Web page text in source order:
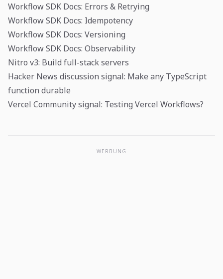
Workflow SDK Docs: Errors & Retrying
Workflow SDK Docs: Idempotency
Workflow SDK Docs: Versioning
Workflow SDK Docs: Observability
Nitro v3: Build full-stack servers
Hacker News discussion signal: Make any TypeScript
function durable
Vercel Community signal: Testing Vercel Workflows?
WERBUNG